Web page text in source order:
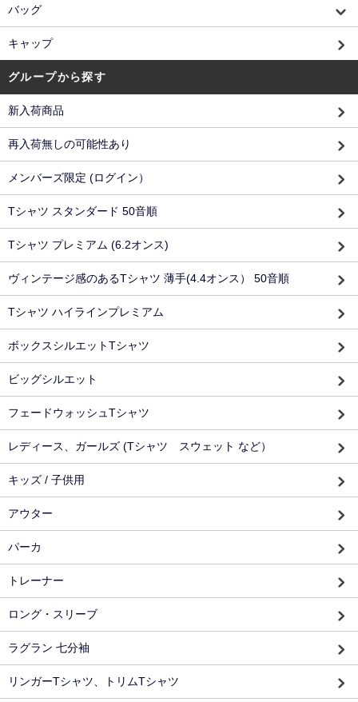
バッグ
キャップ
グループから探す
新入荷商品
再入荷無しの可能性あり
メンバーズ限定 (ログイン）
Tシャツ スタンダード 50音順
Tシャツ プレミアム (6.2オンス)
ヴィンテージ感のあるTシャツ 薄手(4.4オンス） 50音順
Tシャツ ハイラインプレミアム
ボックスシルエットTシャツ
ビッグシルエット
フェードウォッシュTシャツ
レディース、ガールズ (Tシャツ スウェット など）
キッズ / 子供用
アウター
パーカ
トレーナー
ロング・スリーブ
ラグラン 七分袖
リンガーTシャツ、トリムTシャツ